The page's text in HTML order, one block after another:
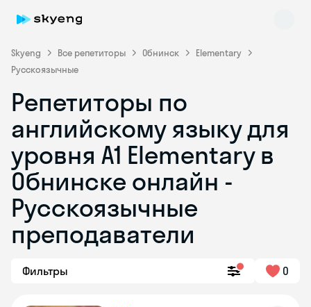
Skyeng Все репетиторы Обнинск
Elementary
Русскоязычные
Репетиторы по
английскому языку для
уровня A1 Elementary в
Обнинске онлайн -
Русскоязычные
преподаватели
Фильтры 0
Skyeng Chat